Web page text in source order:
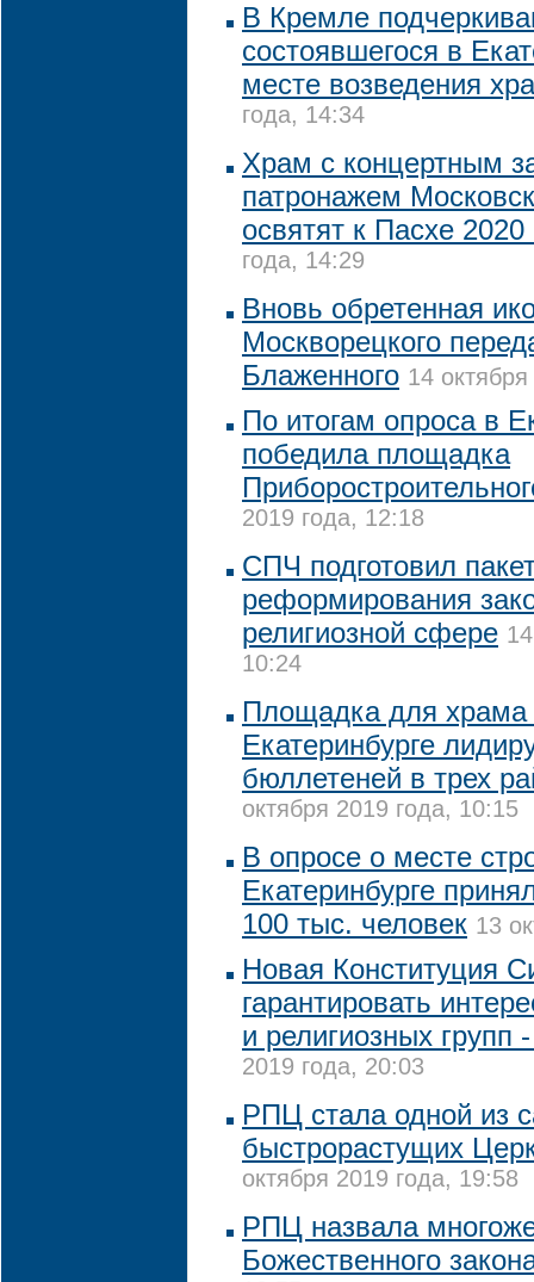
В Кремле
состоявшегося в
месте возведения
года, 14:34
Храм с концертным
патронажем
освятят к Пасхе 2020
года, 14:29
Вновь обретенная
Москворецкого
Блаженного 14
По итогам опроса в
победила площадка
2019 года, 12:18
СПЧ подготовил
реформирования
религиозной сфере
10:24
Площадка для храма
Екатеринбурге
бюллетеней в трех
октября 2019 года, 10:15
В опросе о месте
Екатеринбурге
100 тыс. человек 13
Новая Конституция
гарантировать
и религиозных групп
2019 года, 20:03
РПЦ стала одной из
быстрорастущих
октября 2019 года, 19:58
РПЦ назвала
Божественного